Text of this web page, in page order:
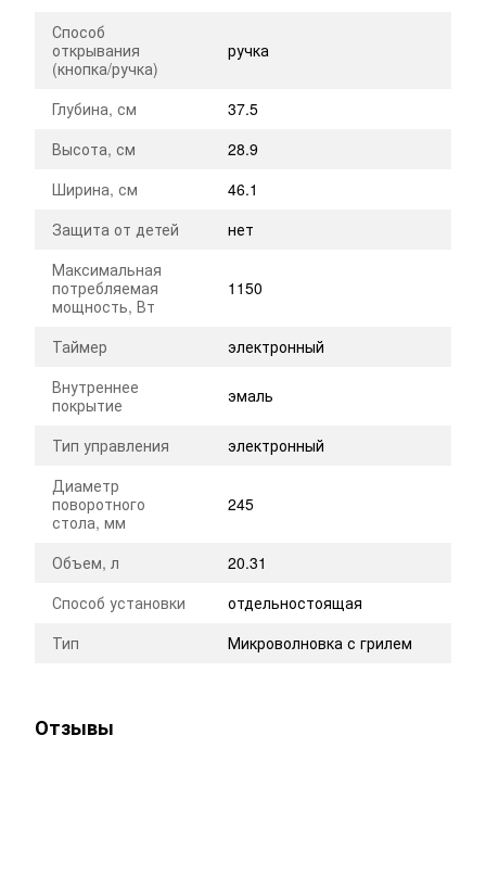
Способ
открывания
(кнопка/ручка)
ручка
Глубина, см
37.5
Высота, см
28.9
Ширина, см
46.1
Защита от детей
нет
Максимальная
потребляемая
мощность, Вт
1150
Таймер
электронный
Внутреннее
покрытие
эмаль
Тип управления
электронный
Диаметр
поворотного
стола, мм
245
Объем, л
20.31
Способ установки
отдельностоящая
Тип
Микроволновка с грилем
Отзывы